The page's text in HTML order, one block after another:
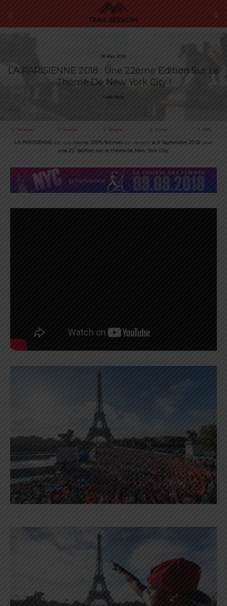
26 Mars 2018
LA PARISIENNE 2018 : Une 22ème Edition Sur Le
Thème De New York City !
Cédric Masip
Partager Tweeter Épingler E-mail SMS
LA PARISIENNE est une course 100% femmes qui revient le 9 Septembre 2018 pour
une 22
e
édition sur le thème de New York City.